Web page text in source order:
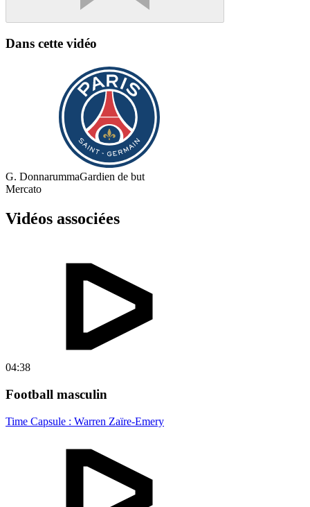
Dans cette vidéo
G. DonnarummaGardien de but
Mercato
Vidéos associées
04:38
Football masculin
Time Capsule : Warren Zaïre-Emery